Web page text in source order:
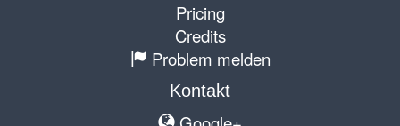
Pricing
Credits
Problem melden
Kontakt